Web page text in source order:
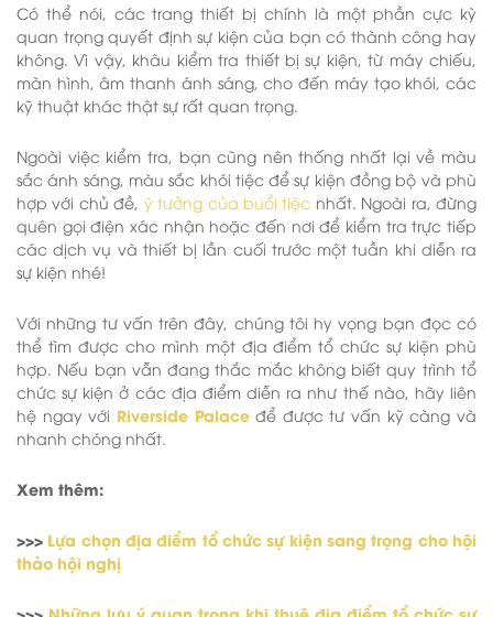
Có thể nói, các trang thiết bị chính là một phần cực kỳ
quan trọng quyết định sự kiện của bạn có thành công hay
không. Vì vậy, khâu kiểm tra thiết bị sự kiện, từ máy chiếu,
màn hình, âm thanh ánh sáng, cho đến máy tạo khói, các
kỹ thuật khác thật sự rất quan trọng.
Ngoài việc kiểm tra, bạn cũng nên thống nhất lại về màu
sắc ánh sáng, màu sắc khói tiệc để sự kiện đồng bộ và phù
hợp với chủ đề, ý tưởng của buổi tiệc nhất. Ngoài ra, đừng
quên gọi điện xác nhận hoặc đến nơi để kiểm tra trực tiếp
các dịch vụ và thiết bị lần cuối trước một tuần khi diễn ra
sự kiện nhé!
Với những tư vấn trên đây, chúng tôi hy vọng bạn đọc có
thể tìm được cho mình một địa điểm tổ chức sự kiện phù
hợp. Nếu bạn vẫn đang thắc mắc không biết quy trình tổ
chức sự kiện ở các địa điểm diễn ra như thế nào, hãy liên
hệ ngay với Riverside Palaceđể được tư vấn kỹ càng và
nhanh chóng nhất.
Xem thêm:
>>> Lựa chọn địa điểm tổ chức sự kiện sang trọng cho hội
thảo hội nghị